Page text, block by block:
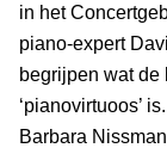
in het
piano-expert
begrijpen wat de
‘pianovirtuoos’
Barbara